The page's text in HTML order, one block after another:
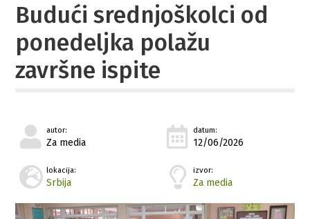
Budući srednjoškolci od
ponedeljka polažu
završne ispite
autor:
Za media
datum:
12/06/2026
lokacija:
Srbija
izvor:
Za media